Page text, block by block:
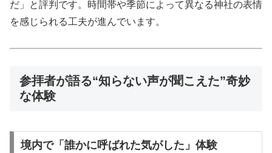
だ」と評判です。時間帯や季節によって異なる神社の表情
を感じられる工夫が進んでいます。
参拝者が語る“知らない声が聞こえた”奇妙
な体験
境内で「誰かに呼ばれた気がした」体験